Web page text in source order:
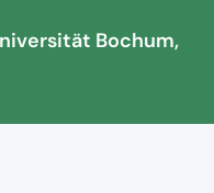
Bochum,